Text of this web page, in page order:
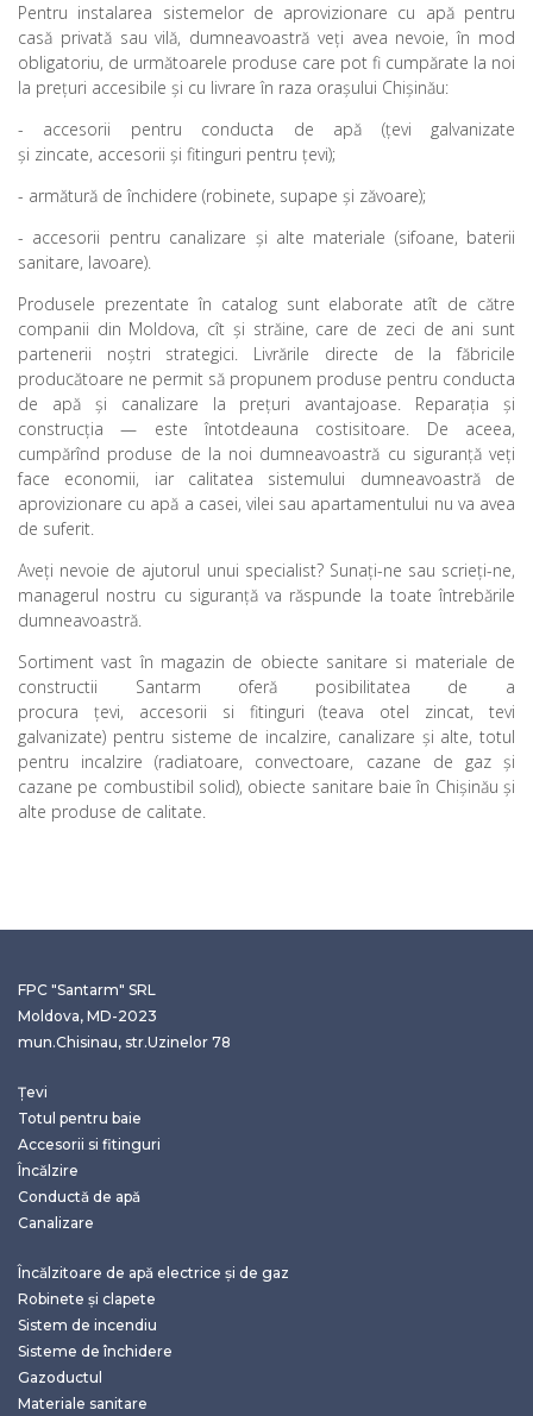
Pentru instalarea sistemelor de aprovizionare cu apă pentru
casă privată sau vilă, dumneavoastră veţi avea nevoie, în mod
obligatoriu, de următoarele produse care pot fi cumpărate la noi
la preţuri accesibile şi cu livrare în raza oraşului Chişinău:
- accesorii pentru conducta de apă (ţevi galvanizate
şi zincate, accesorii și fitinguri pentru ţevi);
- armătură de închidere (robinete, supape şi zăvoare);
- accesorii pentru canalizare şi alte materiale (sifoane, baterii
sanitare, lavoare).
Produsele prezentate în catalog sunt elaborate atît de către
companii din Moldova, cît şi străine, care de zeci de ani sunt
partenerii noştri strategici. Livrările directe de la făbricile
producătoare ne permit să propunem produse pentru conducta
de apă şi canalizare la preţuri avantajoase. Reparaţia şi
construcţia — este întotdeauna costisitoare. De aceea,
cumpărînd produse de la noi dumneavoastră cu siguranţă veţi
face economii, iar calitatea sistemului dumneavoastră de
aprovizionare cu apă a casei, vilei sau apartamentului nu va avea
de suferit.
Aveţi nevoie de ajutorul unui specialist? Sunaţi-ne sau scrieţi-ne,
managerul nostru cu siguranţă va răspunde la toate întrebările
dumneavoastră.
Sortiment vast în magazin de obiecte sanitare si materiale de
constructii Santarm oferă posibilitatea de a
procura țevi, accesorii si fitinguri (teava otel zincat, tevi
galvanizate) pentru sisteme de incalzire, canalizare și alte, totul
pentru incalzire (radiatoare, convectoare, cazane de gazși
cazane pe combustibil solid), obiecte sanitare baie în Chișinău și
alte produse de calitate.
FPC "Santarm" SRL
Moldova, MD-2023
mun.Chisinau, str.Uzinelor 78
Țevi
Totul pentru baie
Accesorii si fitinguri
Încălzire
Conductă de apă
Canalizare
Încălzitoare de apă electrice și de gaz
Robinete și clapete
Sistem de incendiu
Sisteme de închidere
Gazoductul
Materiale sanitare